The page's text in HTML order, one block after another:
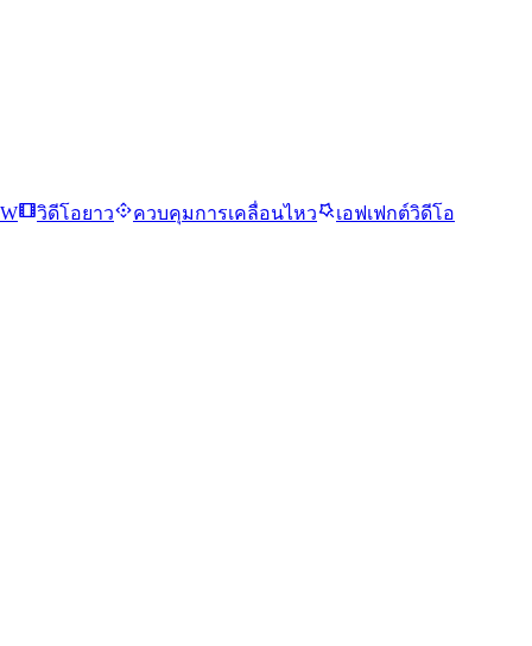
วิดีโอยาว ควบคุมการเคลื่อนไหว เอฟเฟกต์วิดีโอ